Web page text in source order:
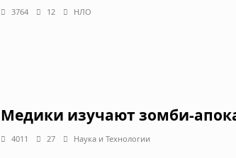
3764 12 НЛО
Медики изучают зомби-
4011 27 Наука и Технологии